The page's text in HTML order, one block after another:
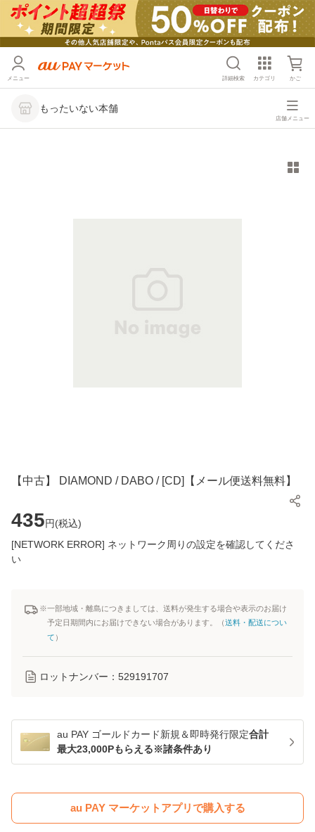
メニュー 詳細検索 カテゴリ かご
もったいない本舗
店舗メニュー
【中古】 DIAMOND / DABO / [CD]【メール便送料無料】
435円(税込)
[NETWORK ERROR] ネットワーク周りの設定を確認してくださ
い
※一部地域・離島につきましては、送料が発生する場合や表示のお届け
予定日期間内にお届けできない場合があります。（送料・配送につい
て ）
ロットナンバー： 529191707
au PAY ゴールドカード新規＆即時発行限定合計
最大23,000Pもらえる※諸条件あり
au PAY マーケットアプリで購入する